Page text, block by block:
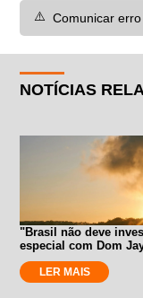
⚠️ Comunicar erro
NOTÍCIAS
"Brasil não deve
especial com Dom
LER MAIS